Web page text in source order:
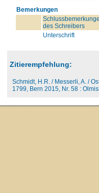
Bemerkungen
des Schreibers
Unterschrift
Zitierempfehlung:
Schmidt, H.R. / Messerli, A. /
1799, Bern 2015, Nr. 58 :